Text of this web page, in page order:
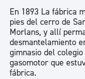
En 1893 La fábrica
pies del cerro de
Morlans, y allí
desmantelamiento
gimnasio del
gasomotor que
fábrica.